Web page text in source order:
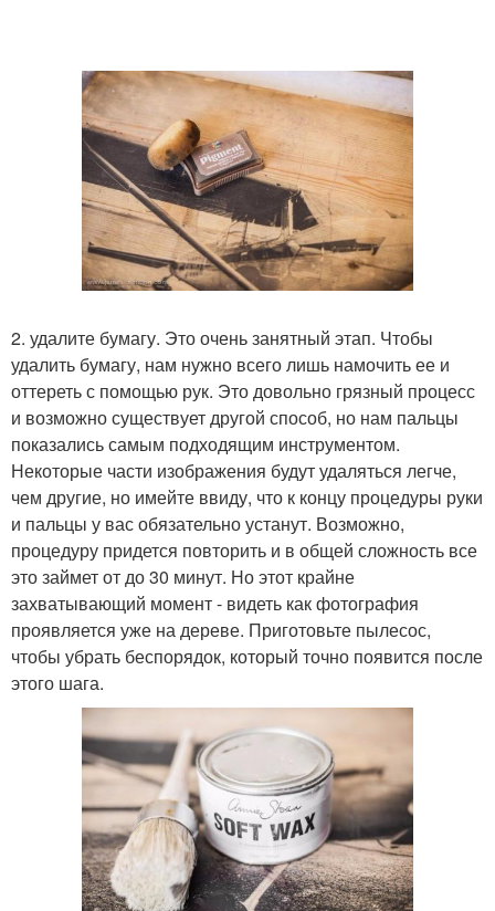
2. удалите бумагу. Это очень занятный этап. Чтобы
удалить бумагу, нам нужно всего лишь намочить ее и
оттереть с помощью рук. Это довольно грязный процесс
и возможно существует другой способ, но нам пальцы
показались самым подходящим инструментом.
Некоторые части изображения будут удаляться легче,
чем другие, но имейте ввиду, что к концу процедуры руки
и пальцы у вас обязательно устанут. Возможно,
процедуру придется повторить и в общей сложность все
это займет от до 30 минут. Но этот крайне
захватывающий момент - видеть как фотография
проявляется уже на дереве. Приготовьте пылесос,
чтобы убрать беспорядок, который точно появится после
этого шага.